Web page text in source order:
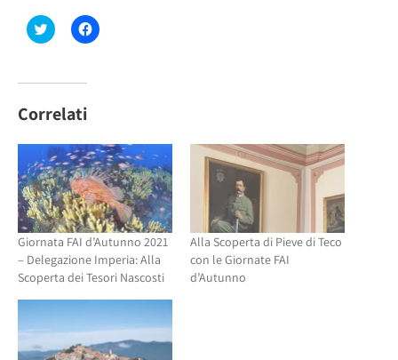
Fai
clic
su
(Si
apre
una
nuova
finestra)
Fai
clic
nuova
finestra)
Correlati
Giornata FAI d’Autunno 2021
– Delegazione Imperia: Alla
Scoperta dei Tesori Nascosti
Alla Scoperta di Pieve di Teco
con le Giornate FAI
d’Autunno